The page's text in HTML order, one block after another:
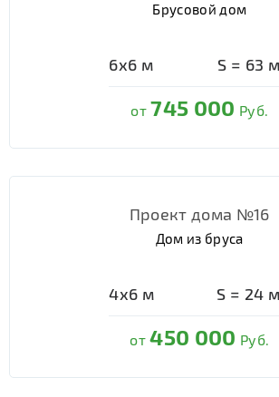
Брусовой дом
6х6 м S = 63
от745 000 Руб.
Проект дома №16
Дом из бруса
4х6 м S = 24
от450 000 Руб.